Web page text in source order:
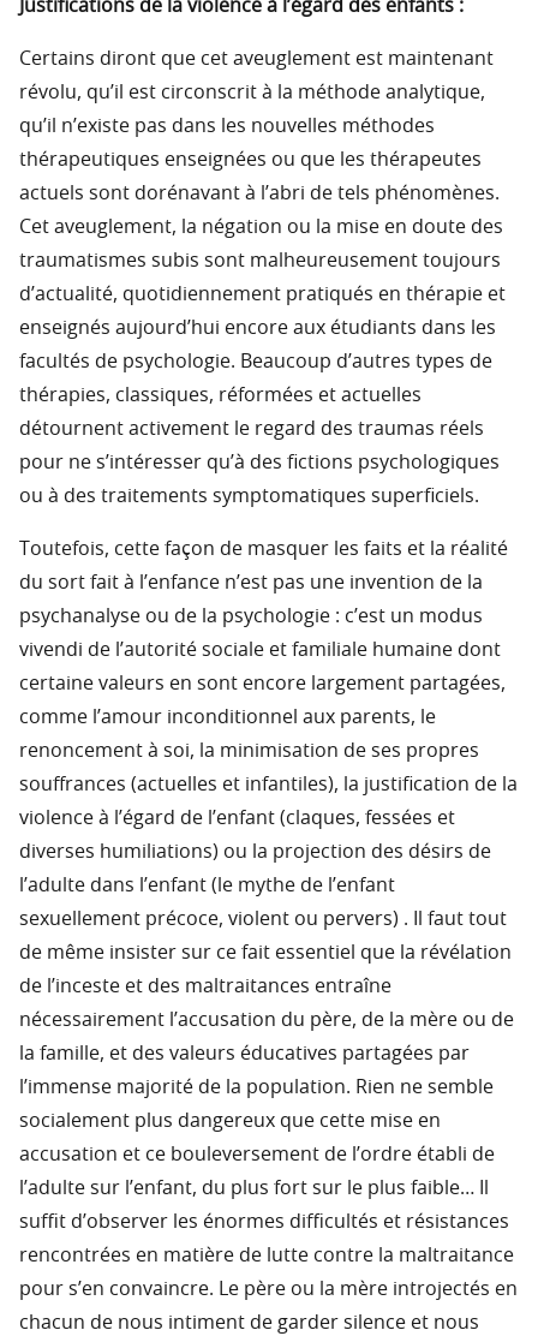
Justifications de la violence à l’égard des enfants :
Certains diront que cet aveuglement est maintenant
révolu, qu’il est circonscrit à la méthode analytique,
qu’il n’existe pas dans les nouvelles méthodes
thérapeutiques enseignées ou que les thérapeutes
actuels sont dorénavant à l’abri de tels phénomènes.
Cet aveuglement, la négation ou la mise en doute des
traumatismes subis sont malheureusement toujours
d’actualité, quotidiennement pratiqués en thérapie et
enseignés aujourd’hui encore aux étudiants dans les
facultés de psychologie. Beaucoup d’autres types de
thérapies, classiques, réformées et actuelles
détournent activement le regard des traumas réels
pour ne s’intéresser qu’à des fictions psychologiques
ou à des traitements symptomatiques superficiels.
Toutefois, cette façon de masquer les faits et la réalité
du sort fait à l’enfance n’est pas une invention de la
psychanalyse ou de la psychologie : c’est un modus
vivendi de l’autorité sociale et familiale humaine dont
certaine valeurs en sont encore largement partagées,
comme l’amour inconditionnel aux parents, le
renoncement à soi, la minimisation de ses propres
souffrances (actuelles et infantiles), la justification de la
violence à l’égard de l’enfant (claques, fessées et
diverses humiliations) ou la projection des désirs de
l’adulte dans l’enfant (le mythe de l’enfant
sexuellement précoce, violent ou pervers) . Il faut tout
de même insister sur ce fait essentiel que la révélation
de l’inceste et des maltraitances entraîne
nécessairement l’accusation du père, de la mère ou de
la famille, et des valeurs éducatives partagées par
l’immense majorité de la population. Rien ne semble
socialement plus dangereux que cette mise en
accusation et ce bouleversement de l’ordre établi de
l’adulte sur l’enfant, du plus fort sur le plus faible… Il
suffit d’observer les énormes difficultés et résistances
rencontrées en matière de lutte contre la maltraitance
pour s’en convaincre. Le père ou la mère introjectés en
chacun de nous intiment de garder silence et nous